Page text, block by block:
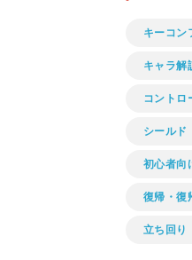
キーコン
キャラ解
コントロ
シールド
初心者向
復帰・復
立ち回り